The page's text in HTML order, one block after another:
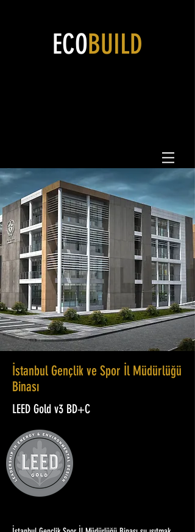
ECOBUILD
İstanbul Gençlik ve Spor İl Müdürlüğü
Binası
LEED Gold v3 BD+C